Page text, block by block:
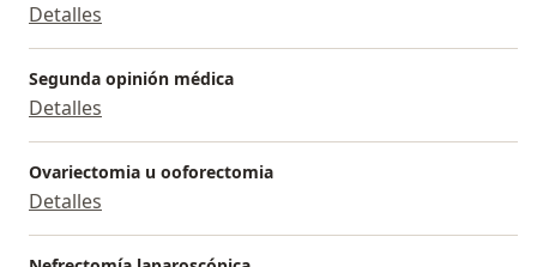
Detalles
Segunda opinión médica
Detalles
Ovariectomia u ooforectomia
Detalles